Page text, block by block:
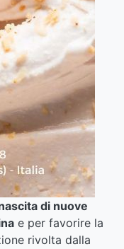
di nuove
e per favorire la
rivolta dalla